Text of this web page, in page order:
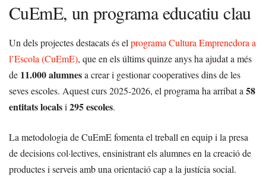
CuEmE, un programa educatiu clau
Un dels projectes destacats és el programa Cultura Emprenedora a
l’Escola (CuEmE), que en els últims quinze anys ha ajudat a més
de 11.000 alumnesa crear i gestionar cooperatives dins de les
seves escoles. Aquest curs 2025-2026, el programa ha arribat a 58
entitats localsi 295 escoles.
La metodologia de CuEmE fomenta el treball en equip i la presa
de decisions col·lectives, ensinistrant els alumnes en la creació de
productes i serveis amb una orientació cap a la justícia social.